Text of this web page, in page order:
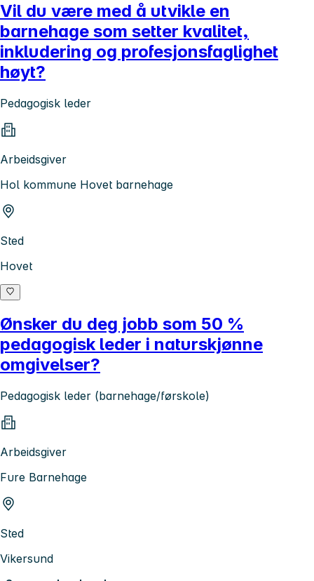
Vil du være med å utvikle en
barnehage som setter kvalitet,
inkludering og profesjonsfaglighet
høyt?
Pedagogisk leder
Arbeidsgiver
Hol kommune Hovet barnehage
Sted
Hovet
Ønsker du deg jobb som 50 %
pedagogisk leder i naturskjønne
omgivelser?
Pedagogisk leder (barnehage/førskole)
Arbeidsgiver
Fure Barnehage
Sted
Vikersund